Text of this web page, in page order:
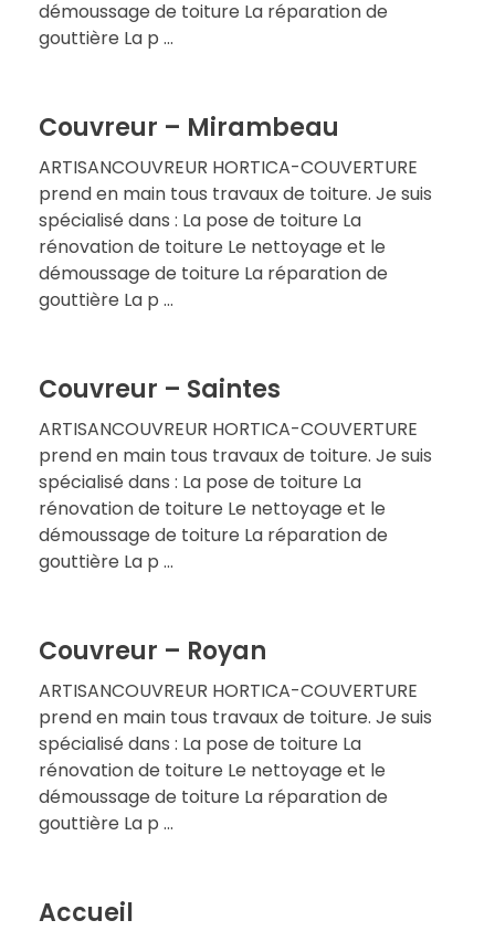
démoussage de toiture La réparation de
gouttière La p ...
Couvreur – Mirambeau
ARTISANCOUVREUR HORTICA-COUVERTURE
prend en main tous travaux de toiture. Je suis
spécialisé dans : La pose de toiture La
rénovation de toiture Le nettoyage et le
démoussage de toiture La réparation de
gouttière La p ...
Couvreur – Saintes
ARTISANCOUVREUR HORTICA-COUVERTURE
prend en main tous travaux de toiture. Je suis
spécialisé dans : La pose de toiture La
rénovation de toiture Le nettoyage et le
démoussage de toiture La réparation de
gouttière La p ...
Couvreur – Royan
ARTISANCOUVREUR HORTICA-COUVERTURE
prend en main tous travaux de toiture. Je suis
spécialisé dans : La pose de toiture La
rénovation de toiture Le nettoyage et le
démoussage de toiture La réparation de
gouttière La p ...
Accueil